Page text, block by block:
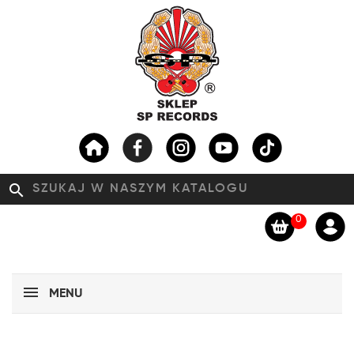
search
0
MENU